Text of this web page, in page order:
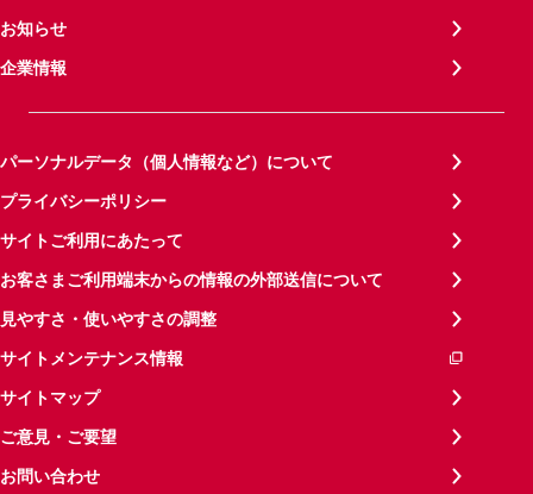
お知らせ
企業情報
パーソナルデータ（個人情報など）について
プライバシーポリシー
サイトご利用にあたって
お客さまご利用端末からの情報の外部送信について
見やすさ・使いやすさの調整
サイトメンテナンス情報
サイトマップ
ご意見・ご要望
お問い合わせ